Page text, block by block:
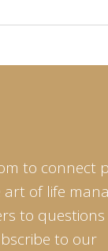
to connect
of life
to
to our